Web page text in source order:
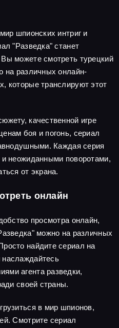
шпионских интриг и
"Разведка" станет
можете смотреть турецкий
на различных онлайн-
которые транслируют этот
качественной игре
боя и погонь, сериал
Каждая серия
и неожиданными поворотами,
от экрана.
онлайн
просмотра онлайн,
можно на различных
найдите сериал на
агента разведки,
своей страны.
в мир шпионов,
Смотрите сериал